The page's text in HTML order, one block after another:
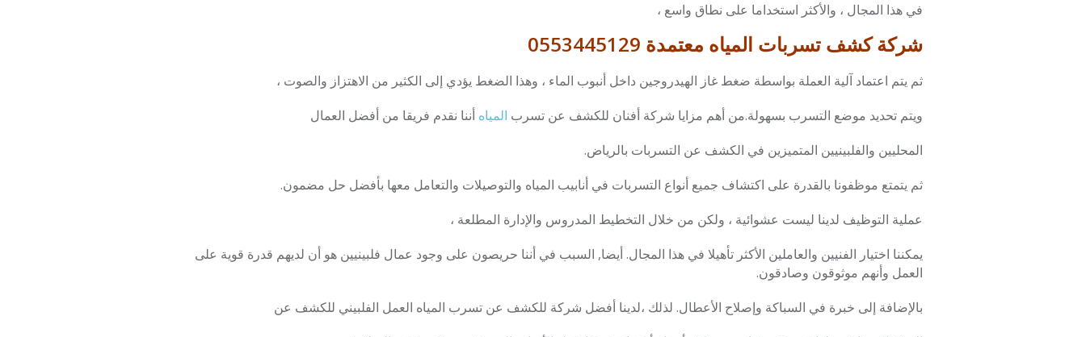
في هذا المجال ، والأكثر استخداما على نطاق واسع ،
شركة كشف تسربات المياه معتمدة 0553445129
ثم يتم اعتماد آلية العملة بواسطة ضغط غاز الهيدروجين داخل أنبوب الماء ، وهذا الضغط يؤدي إلى الكثير من الاهتزاز والصوت ،
ويتم تحديد موضع التسرب بسهولة.من أهم مزايا شركة أفنان للكشف عن تسرب المياه أننا نقدم فريقا من أفضل العمال
المحليين والفلبينيين المتميزين في الكشف عن التسربات بالرياض.
ثم يتمتع موظفونا بالقدرة على اكتشاف جميع أنواع التسربات في أنابيب المياه والتوصيلات والتعامل معها بأفضل حل مضمون.
عملية التوظيف لدينا ليست عشوائية ، ولكن من خلال التخطيط المدروس والإدارة المطلعة ،
يمكننا اختيار الفنيين والعاملين الأكثر تأهيلا في هذا المجال. أيضا, السبب في أننا حريصون على وجود عمال فلبينيين هو أن لديهم قدرة قوية على
العمل وأنهم موثوقون وصادقون.
بالإضافة إلى خبرة في السباكة وإصلاح الأعطال. لذلك ،لدينا أفضل شركة للكشف عن تسرب المياه العمل الفلبيني للكشف عن